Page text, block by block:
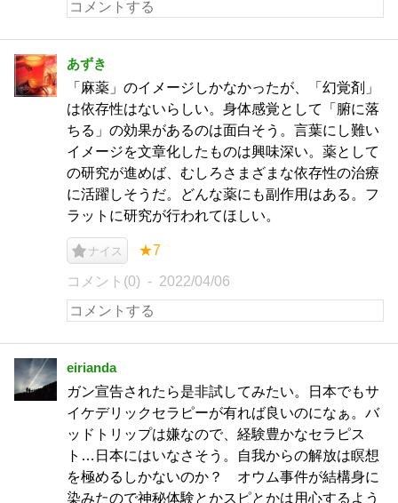
あずき
「麻薬」のイメージしかなかったが、「幻覚剤」
は依存性はないらしい。身体感覚として「腑に落
ちる」の効果があるのは面白そう。言葉にし難い
イメージを文章化したものは興味深い。薬として
の研究が進めば、むしろさまざまな依存性の治療
に活躍しそうだ。どんな薬にも副作用はある。フ
ラットに研究が行われてほしい。
ナイス ★7
コメント(0) 2022/04/06
eirianda
ガン宣告されたら是非試してみたい。日本でもサ
イケデリックセラピーが有れば良いのになぁ。バ
ッドトリップは嫌なので、経験豊かなセラピス
ト…日本にはいなさそう。自我からの解放は瞑想
を極めるしかないのか？ オウム事件が結構身に
染みたので神秘体験とかスピとかは用心するよう